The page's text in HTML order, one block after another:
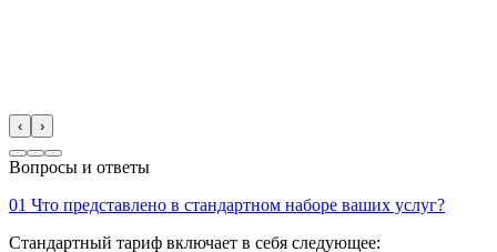
‹ ›
Вопросы и ответы
01 Что представлено в стандартном наборе ваших услуг?
Стандартный тариф включает в себя следующее: